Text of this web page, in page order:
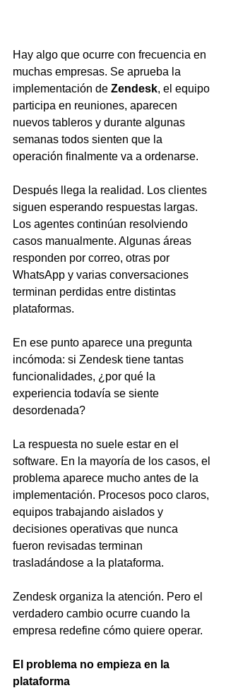
Hay algo que ocurre con frecuencia en
muchas empresas. Se aprueba la
implementación de Zendesk, el equipo
participa en reuniones, aparecen
nuevos tableros y durante algunas
semanas todos sienten que la
operación finalmente va a ordenarse.
Después llega la realidad. Los clientes
siguen esperando respuestas largas.
Los agentes continúan resolviendo
casos manualmente. Algunas áreas
responden por correo, otras por
WhatsApp y varias conversaciones
terminan perdidas entre distintas
plataformas.
En ese punto aparece una pregunta
incómoda: si Zendesk tiene tantas
funcionalidades, ¿por qué la
experiencia todavía se siente
desordenada?
La respuesta no suele estar en el
software. En la mayoría de los casos, el
problema aparece mucho antes de la
implementación. Procesos poco claros,
equipos trabajando aislados y
decisiones operativas que nunca
fueron revisadas terminan
trasladándose a la plataforma.
Zendesk organiza la atención. Pero el
verdadero cambio ocurre cuando la
empresa redefine cómo quiere operar.
El problema no empieza en la
plataforma